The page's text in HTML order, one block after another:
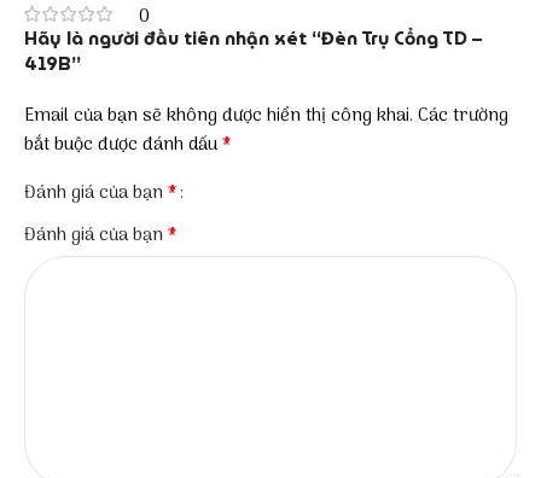
0
Hãy là người đầu tiên nhận xét “Đèn Trụ Cổng TD –
419B”
Email của bạn sẽ không được hiển thị công khai. Các trường
bắt buộc được đánh dấu*
Đánh giá của bạn*
Đánh giá của bạn*